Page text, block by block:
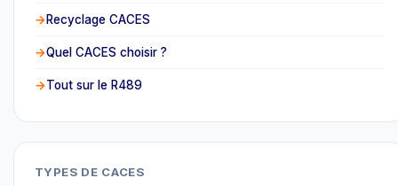
Recyclage CACES
Quel CACES choisir ?
Tout sur le R489
TYPES DE CACES